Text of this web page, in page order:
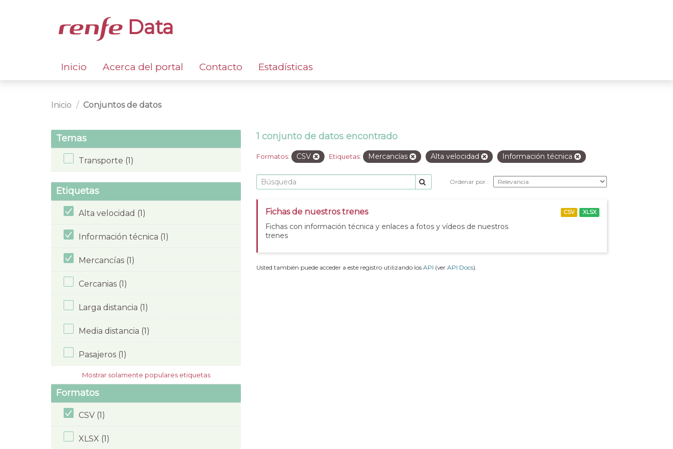
Data
Inicio Acerca del portal Contacto Estadísticas
Inicio Conjuntos de datos
Temas
Transporte (1)
Etiquetas
Alta velocidad (1)
Información técnica (1)
Mercancías (1)
Cercanias (1)
Larga distancia (1)
Media distancia (1)
Pasajeros (1)
Mostrar solamente populares etiquetas
Formatos
CSV (1)
XLSX (1)
1 conjunto de datos encontrado
Formatos: CSV Etiquetas: Mercancías Alta velocidad Información técnica
Ordenar por
Fichas de nuestros trenes
Fichas con información técnica y enlaces a fotos y vídeos de nuestros
trenes
CSV XLSX
Usted también puede acceder a este registro utilizando los API (ver API Docs).